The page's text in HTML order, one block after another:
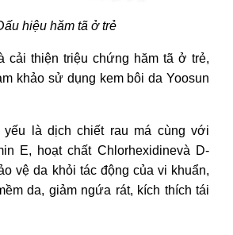
hiệu hăm tã ở trẻ
cải thiện triệu chứng hăm tã ở trẻ,
khảo sử dụng kem bôi da Yoosun
yếu là dịch chiết rau má cùng với
E, hoạt chất Chlorhexidinevà D-
vệ da khỏi tác động của vi khuẩn,
da, giảm ngứa rát, kích thích tái